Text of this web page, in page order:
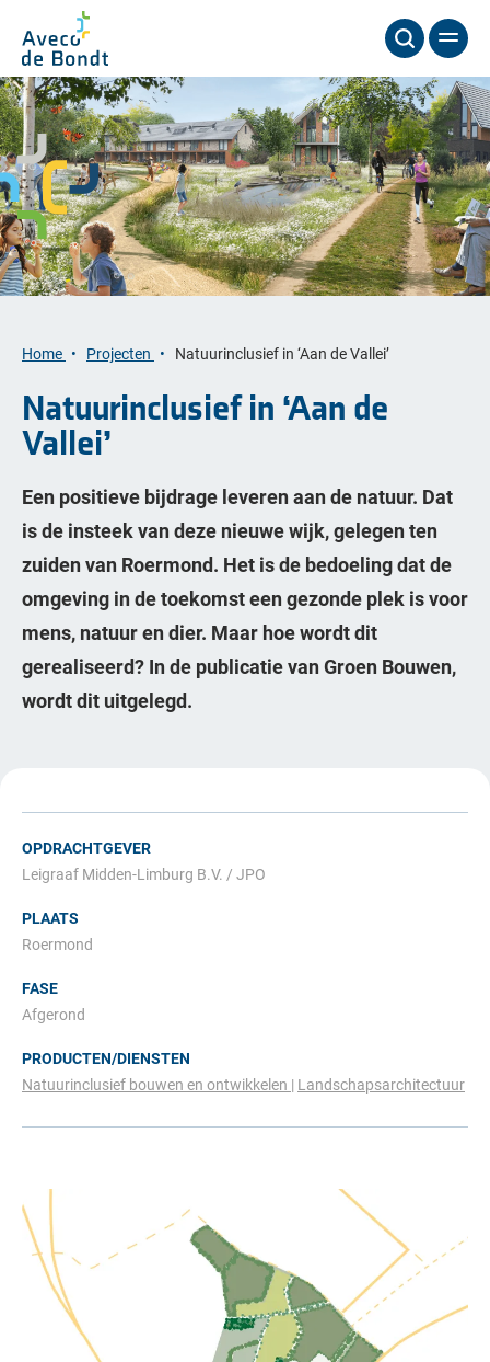
Home Projecten Natuurinclusief in ‘Aan de Vallei’
Natuurinclusief in ‘Aan de
Vallei’
Een positieve bijdrage leveren aan de natuur. Dat
is de insteek van deze nieuwe wijk, gelegen ten
zuiden van Roermond. Het is de bedoeling dat de
omgeving in de toekomst een gezonde plek is voor
mens, natuur en dier. Maar hoe wordt dit
gerealiseerd? In de publicatie van Groen Bouwen,
wordt dit uitgelegd.
OPDRACHTGEVER
Leigraaf Midden-Limburg B.V. / JPO
PLAATS
Roermond
FASE
Afgerond
PRODUCTEN/DIENSTEN
Natuurinclusief bouwen en ontwikkelen Landschapsarchitectuur